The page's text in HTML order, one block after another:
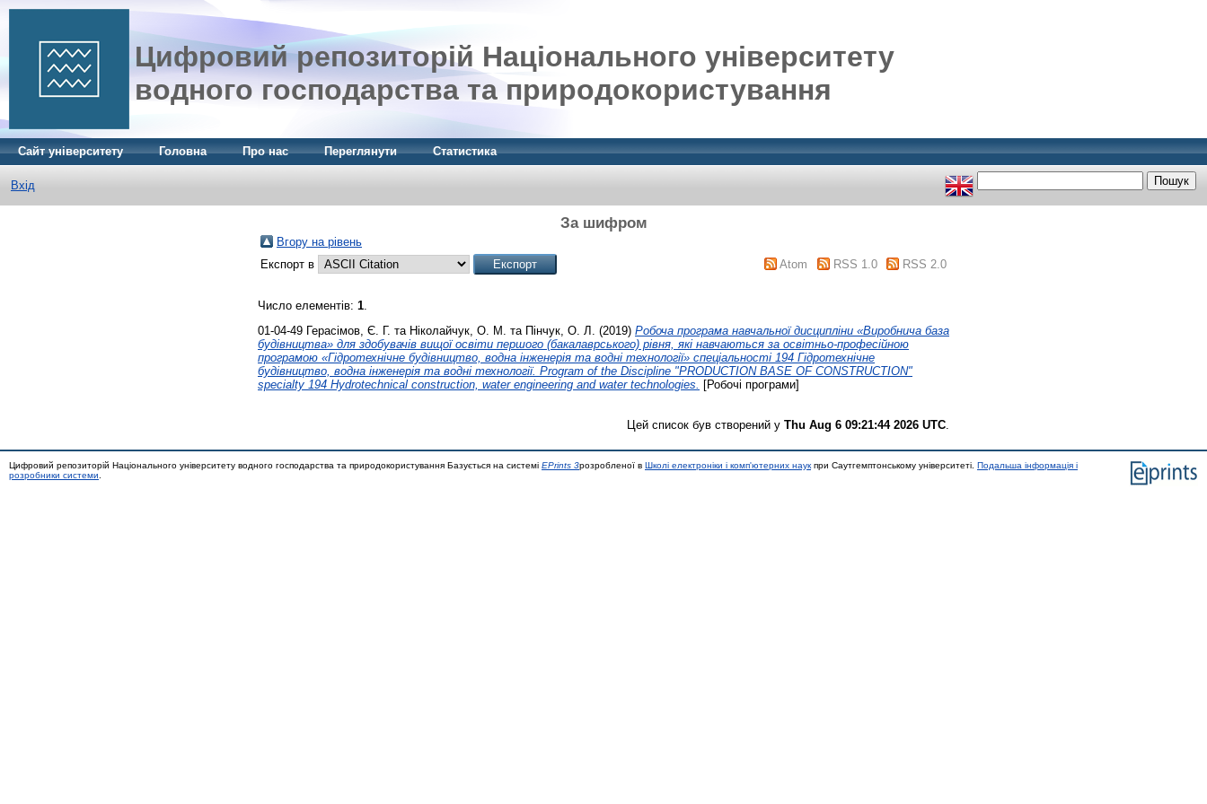
Цифровий репозиторій Національного університету
водного господарства та природокористування
Сайт університету Головна Про нас Переглянути Статистика
Вхід
За шифром
Вгору на рівень
Експорт в
Atom RSS 1.0 RSS 2.0
Число елементів: 1.
01-04-49 Герасімов, Є. Г. та Ніколайчук, О. М. та Пінчук, О. Л. (2019) Робоча програма навчальної дисципліни «Виробнича база
будівництва» для здобувачів вищої освіти першого (бакалаврського) рівня, які навчаються за освітньо-професійною
програмою «Гідротехнічне будівництво, водна інженерія та водні технології» спеціальності 194 Гідротехнічне
будівництво, водна інженерія та водні технології. Program of the Discipline "PRODUCTION BASE OF CONSTRUCTION"
specialty 194 Hydrotechnical construction, water engineering and water technologies.
[Робочі програми]
Цей список був створений у Thu Aug 6 09:21:44 2026 UTC
Цифровий репозиторій Національного університету водного господарства та природокористування Базується на системі EPrints 3розробленої в Школі електроніки і комп'ютерних наук при Саутгемптонському університеті. Подальша інформація і
розробники системи